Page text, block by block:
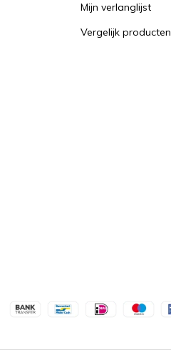
Mijn verlanglijst
Vergelijk producten